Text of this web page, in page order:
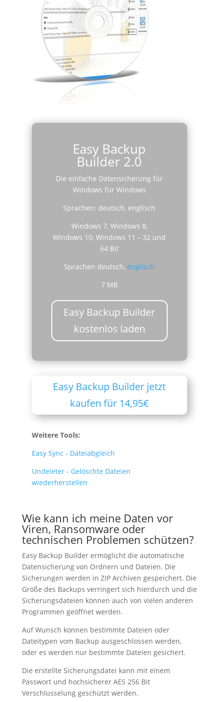
Easy Backup
Builder 2.0
Die einfache Datensicherung für
Windows für Windows
Sprachen: deutsch, englisch
Windows 7, Windows 8,
Windows 10, Windows 11 – 32 und
64 Bit
Sprachen deutsch, englisch
7 MB
Easy Backup Builder
kostenlos laden
Easy Backup Builder jetzt
kaufen für 14,95€
Weitere Tools:
Easy Sync - Dateiabgleich
Undeleter - Gelöschte Dateien
wiederherstellen
Wie kann ich meine Daten vor
Viren, Ransomware oder
technischen Problemen schützen?
Easy Backup Builder ermöglicht die automatische
Datensicherung von Ordnern und Dateien. Die
Sicherungen werden in ZIP Archiven gespeichert. Die
Größe des Backups verringert sich hierdurch und die
Sicherungsdateien können auch von vielen anderen
Programmen geöffnet werden.
Auf Wunsch können bestimmte Dateien oder
Dateitypen vom Backup ausgeschlossen werden,
oder es werden nur bestimmte Dateien gesichert.
Die erstellte Sicherungsdatei kann mit einem
Passwort und hochsicherer AES 256 Bit
Verschlüsselung geschützt werden.